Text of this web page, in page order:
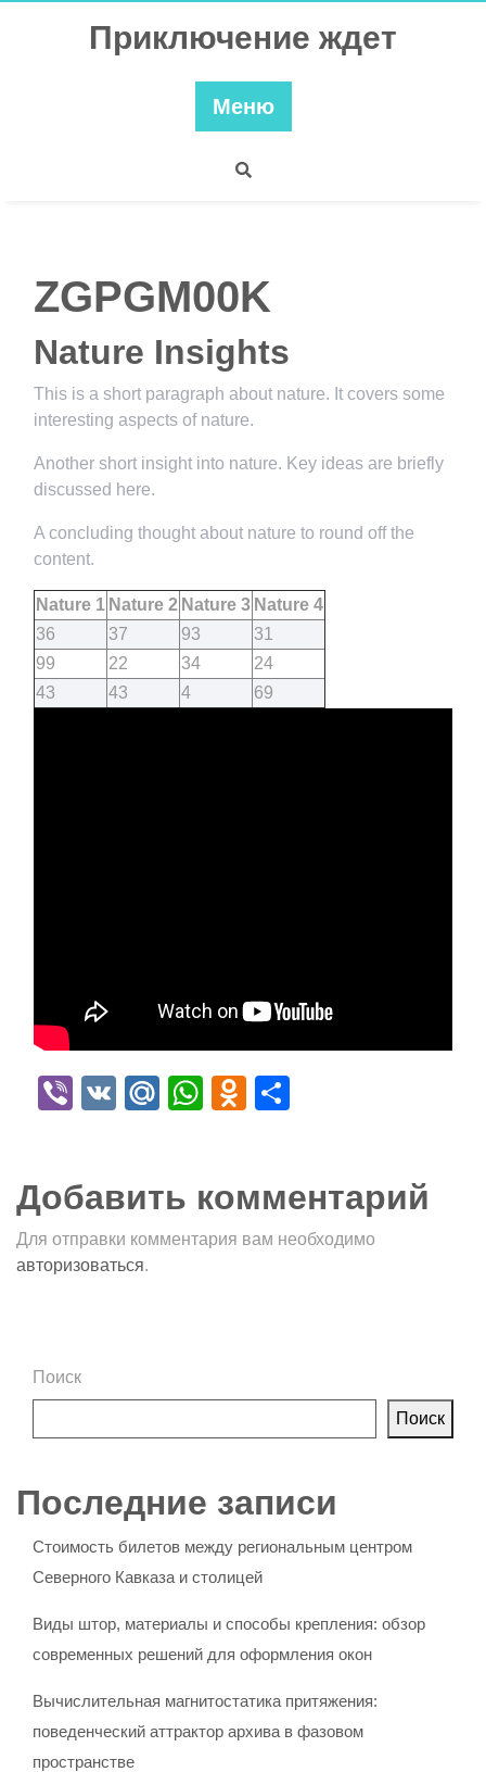
Приключение ждет
Меню
ZGPGM00K
Nature Insights
This is a short paragraph about nature. It covers some
interesting aspects of nature.
Another short insight into nature. Key ideas are briefly
discussed here.
A concluding thought about nature to round off the
content.
Nature 1 Nature 2 Nature 3 Nature 4
36
37 93
31
99
22 34
24
43
43 4 69
Viber
VK Mail.Ru
WhatsApp
Odnoklassniki
Добавить комментарий
Для отправки комментария вам необходимо
авторизоваться.
Поиск
Поиск
Последние записи
Стоимость билетов между региональным центром
Северного Кавказа и столицей
Виды штор, материалы и способы крепления: обзор
современных решений для оформления окон
Вычислительная магнитостатика притяжения:
поведенческий аттрактор архива в фазовом
пространстве